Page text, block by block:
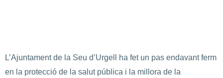
L’Ajuntament de la Seu d’Urgell ha fet un pas endavant ferm
en la protecció de la salut pública i la millora de la